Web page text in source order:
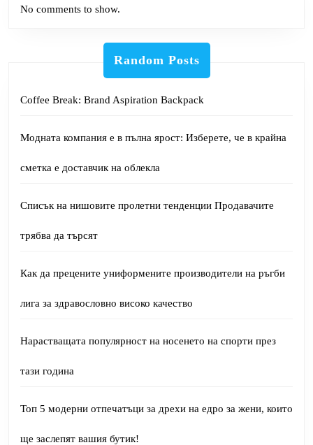
No comments to show.
Random Posts
Coffee Break: Brand Aspiration Backpack
Модната компания е в пълна ярост: Изберете, че в крайна
сметка е доставчик на облекла
Списък на нишовите пролетни тенденции Продавачите
трябва да търсят
Как да прецените униформените производители на ръгби
лига за здравословно високо качество
Нарастващата популярност на носенето на спорти през
тази година
Топ 5 модерни отпечатъци за дрехи на едро за жени, които
ще заслепят вашия бутик!